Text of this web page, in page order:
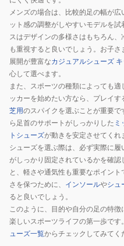
700NBL
メンズの場合は、比較的足の幅が
ット感の調整がしやすいモデルを
スはデザインの多様さはもちろん
も重視すると良いでしょう。お子
展開が豊富なカジュアルシューズ
心して選べます。
また、スポーツの種類によっても
ッカーを始めたい方なら、プレイ
芝用のスパイクを選ぶことが重要
ら足首のサポートがしっかりした ミ
トシューズが動きを安定させてくれ
シューズを選ぶ際は、必ず実際に
がしっかり固定されているかを確
と、軽さや通気性も重要なポイン
さを保つために、 インソールやシュ
ると良いでしょう。
このように、目的や自分の足の特
楽しいスポーツライフの第一歩で
ューズ一覧からチェックしてみてく